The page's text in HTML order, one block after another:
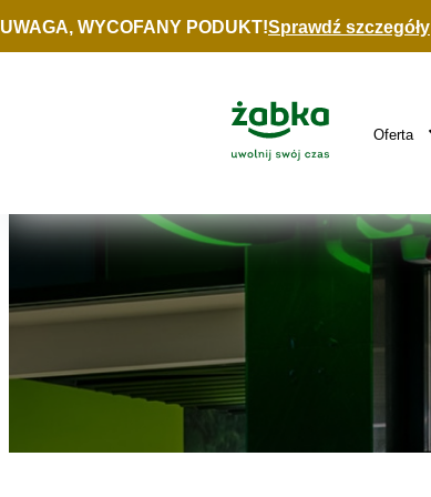
Idź do treści
UWAGA, WYCOFANY PODUKT!Sprawdź szczegóły
Główne
Logo
Główna
Nawigacja
Oferta